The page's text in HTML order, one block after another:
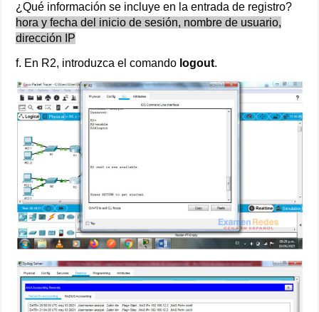
¿Qué información se incluye en la entrada de registro?
hora y fecha del inicio de sesión, nombre de usuario,
dirección IP
f. En R2, introduzca el comando logout.